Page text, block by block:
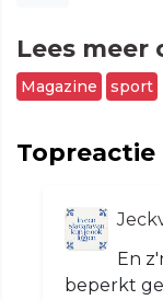
Lees meer
Magazine sport
Topreactie
En
beperkt